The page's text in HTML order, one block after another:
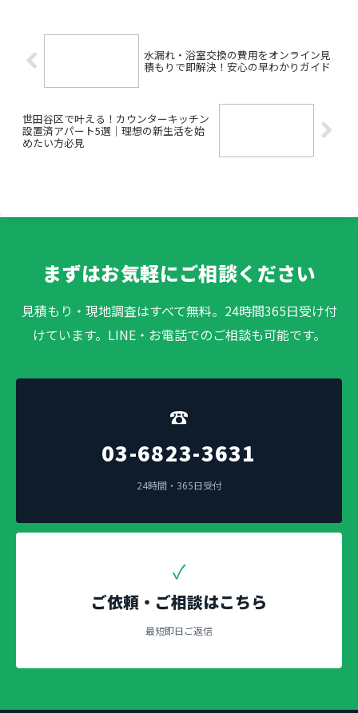
水漏れ・浴室交換の費用をオンライン見
積もりで即解決！安心の早わかりガイド
世田谷区で叶える！カウンターキッチン
設置済アパート5選｜理想の新生活を始
めたい方必見
まずはお気軽にご相談ください
見積もり・現地調査はすべて無料。24時間365日受け付
けています。LINE・お電話でのご相談も可能です。
☎
03-6823-3631
24時間・365日受付
✓
ご依頼・ご相談はこちら
最短即日ご返信